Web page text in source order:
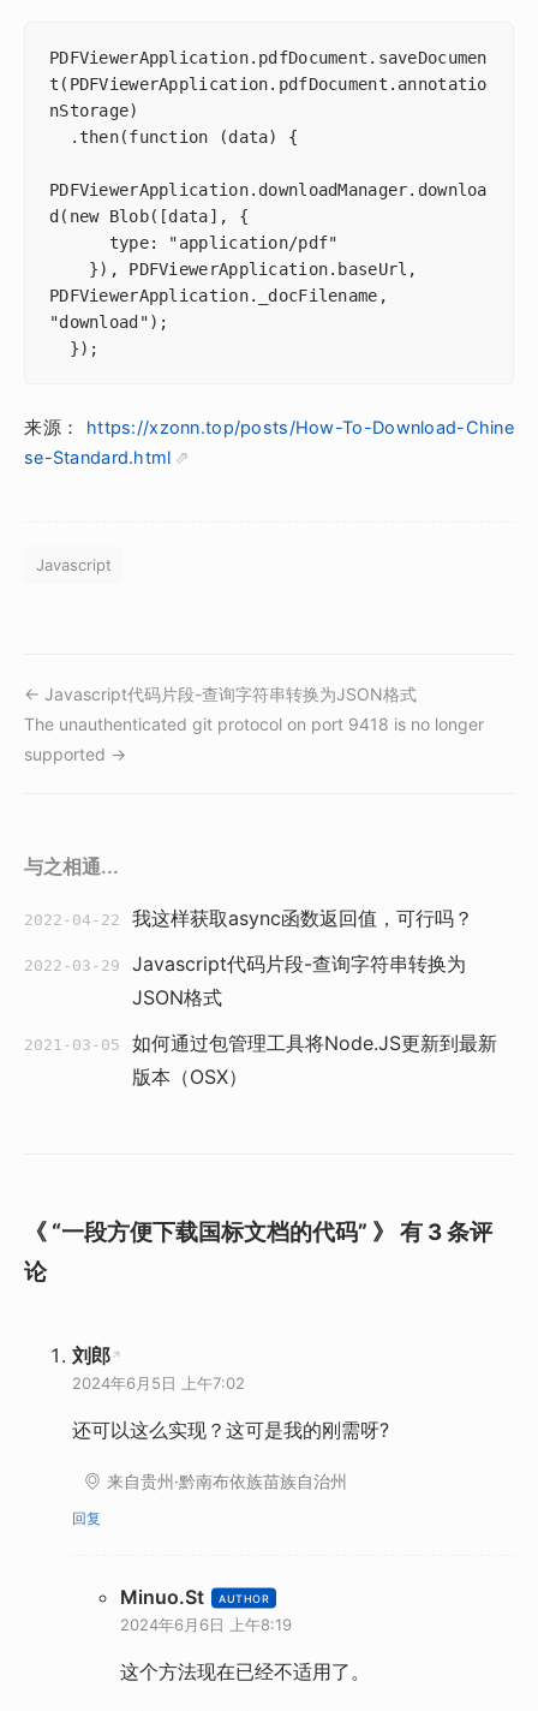
PDFViewerApplication.pdfDocument.saveDocumen
t(PDFViewerApplication.pdfDocument.annotatio
nStorage)
PDFViewerApplication.downloadManager.downloa
d(new Blob([data], {
PDFViewerApplication._docFilename,
"download");
  });
来源：
https://xzonn.top/posts/How-To-Download-Chine
se-Standard.html
Javascript
← Javascript代码片段-查询字符串转换为JSON格式
The unauthenticated git protocol on port 9418 is no longer
supported →
与之相通...
2022-04-22 我这样获取async函数返回值，可行吗？
2022-03-29
Javascript代码片段-查询字符串转换为
JSON格式
2021-03-05
如何通过包管理工具将Node.JS更新到最新
版本（OSX）
《 “一段方便下载国标文档的代码” 》 有 3 条评
论
刘郎
2024年6月5日 上午7:02
还可以这么实现？这可是我的刚需呀?
来自贵州·黔南布依族苗族自治州
回复
Minuo.St
2024年6月6日 上午8:19
这个方法现在已经不适用了。